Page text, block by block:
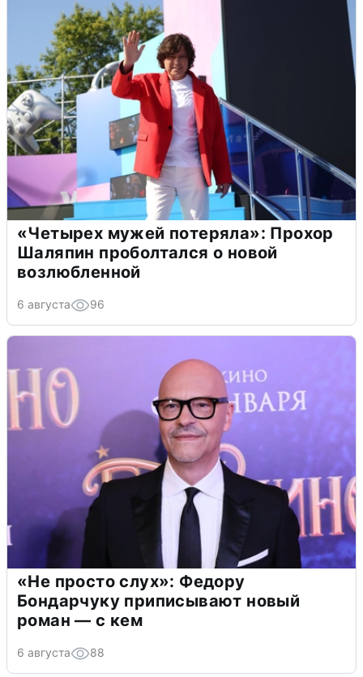
«Четырех мужей потеряла»: Прохор
Шаляпин проболтался о новой
возлюбленной
6 августа 96
«Не просто слух»: Федору
Бондарчуку приписывают новый
роман — с кем
6 августа 88